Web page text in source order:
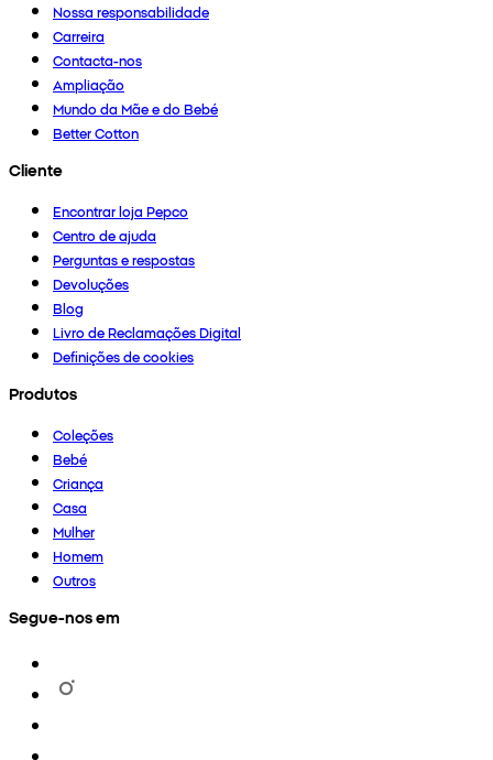
Nossa responsabilidade
Carreira
Contacta-nos
Ampliação
Mundo da Mãe e do Bebé
Better Cotton
Cliente
Encontrar loja Pepco
Centro de ajuda
Perguntas e respostas
Devoluções
Blog
Livro de Reclamações Digital
Definições de cookies
Produtos
Coleções
Bebé
Criança
Casa
Mulher
Homem
Outros
Segue-nos em